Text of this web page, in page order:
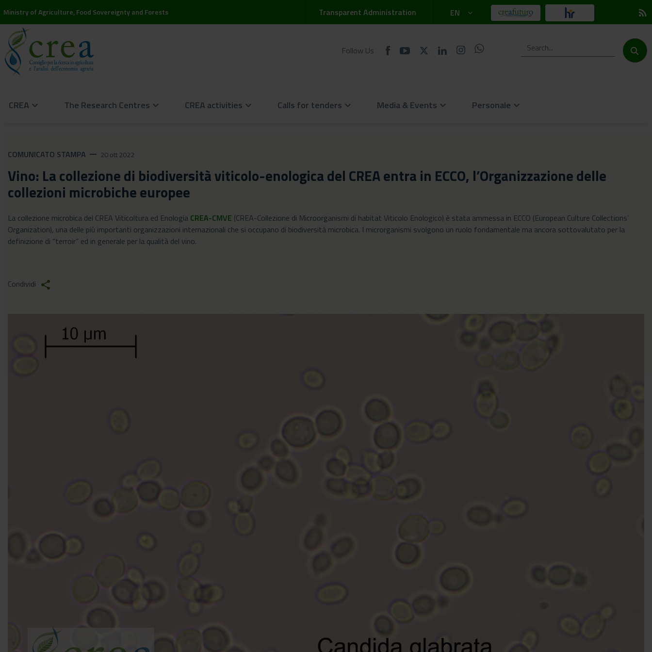
Ministry of Agriculture, Food Sovereignty and Forests Transparent Administration EN rss_feed
Follow Us
CREA keyboard_arrow_down The Research Centres keyboard_arrow_down CREA activities keyboard_arrow_down Calls for tenders keyboard_arrow_down Media & Events keyboard_arrow_down Personale keyboard_arrow_down
COMUNICATO STAMPA remove 20 ott 2022
Vino: La collezione di biodiversità viticolo-enologica del CREA entra in ECCO, l’Organizzazione delle
collezioni microbiche europee
La collezione microbica del CREA Viticoltura ed Enologia CREA-CMVE (CREA-Collezione di Microorganismi di habitat Viticolo Enologico) è stata ammessa in ECCO (European Culture Collections’
Organization), una delle più importanti organizzazioni internazionali che si occupano di biodiversità microbica. I microrganismi svolgono un ruolo fondamentale ma ancora sottovalutato per la
definizione di “terroir” ed in generale per la qualità del vino.
Condividi share